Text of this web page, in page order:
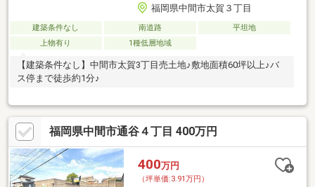
福岡県中間市太賀３丁目
建築条件なし 南道路
平坦地
上物有り
1種低層地域
【建築条件なし】中間市太賀3丁目売土地♪敷地面積60坪以上♪バ
ス停まで徒歩約1分♪
福岡県中間市通谷４丁目 400万円
400万円
（坪単価:3.91万円）